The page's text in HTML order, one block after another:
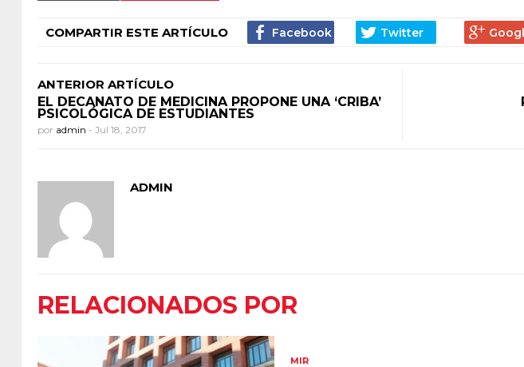
COMPARTIR ESTE ARTÍCULO
ANTERIOR ARTÍCULO
EL DECANATO DE MEDICINA PROPONE UNA ‘CRIBA’
PSICOLÓGICA DE ESTUDIANTES
por admin - Jul 18, 2017
ADMIN
RELACIONADOS POR
MIR